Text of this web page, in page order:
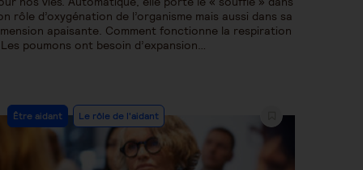
rôle d’oxygénation de l’organisme mais aussi dans sa
apaisante. Comment fonctionne la respiration
poumons ont besoin d’expansion…
Post
Category:
Être aidant Le rôle de l'aidant